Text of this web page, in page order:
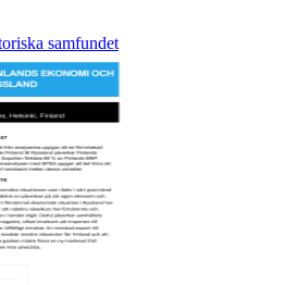
samfundet